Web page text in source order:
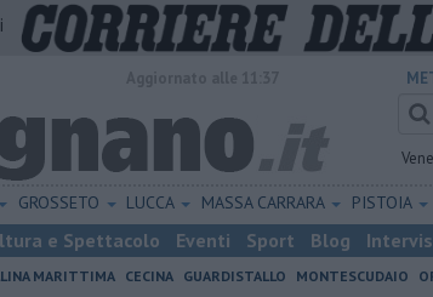
GROSSETO LUCCA MASSA CARRARA PISTOIA
e Spettacolo Eventi Sport Blog
MARITTIMA CECINA GUARDISTALLO MONTESCUDAIO